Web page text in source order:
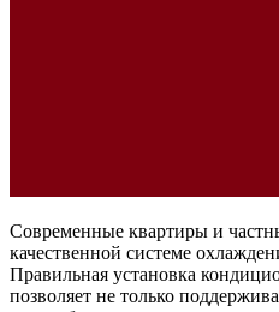
Современные квартиры и
качественной системе
Правильная установка
позволяет не только